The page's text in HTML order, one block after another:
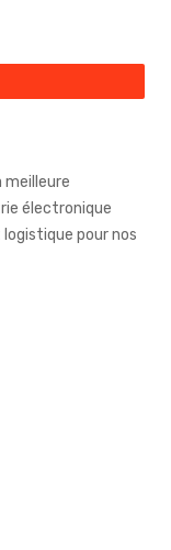
meilleure
électronique
pour nos